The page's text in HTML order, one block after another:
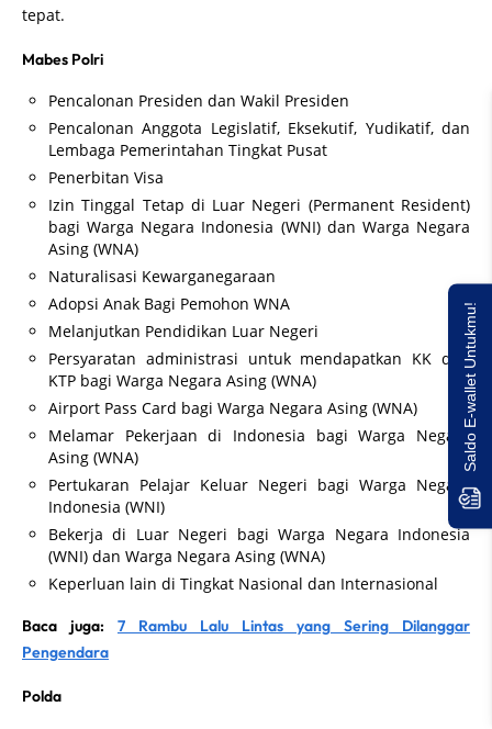
tepat.
Mabes Polri
Pencalonan Presiden dan Wakil Presiden
Pencalonan Anggota Legislatif, Eksekutif, Yudikatif, dan
Lembaga Pemerintahan Tingkat Pusat
Penerbitan Visa
Izin Tinggal Tetap di Luar Negeri (Permanent Resident)
bagi Warga Negara Indonesia (WNI) dan Warga Negara
Asing (WNA)
Naturalisasi Kewarganegaraan
Adopsi Anak Bagi Pemohon WNA
Melanjutkan Pendidikan Luar Negeri
Persyaratan administrasi untuk mendapatkan KK dan
KTP bagi Warga Negara Asing (WNA)
Airport Pass Card bagi Warga Negara Asing (WNA)
Melamar Pekerjaan di Indonesia bagi Warga Negara
Asing (WNA)
Pertukaran Pelajar Keluar Negeri bagi Warga Negara
Indonesia (WNI)
Bekerja di Luar Negeri bagi Warga Negara Indonesia
(WNI) dan Warga Negara Asing (WNA)
Keperluan lain di Tingkat Nasional dan Internasional
Baca juga: 7 Rambu Lalu Lintas yang Sering Dilanggar
Pengendara
Polda
Saldo E-wallet Untukmu!